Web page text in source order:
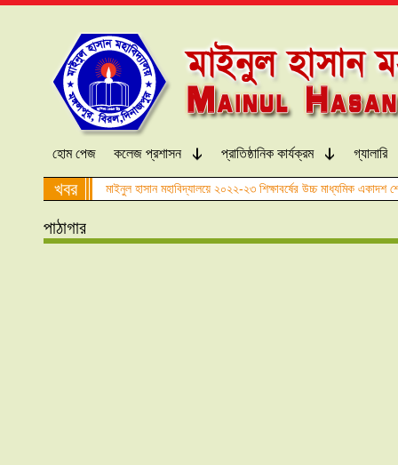
হোম পেজ কলেজ প্রশাসন প্রাতিষ্ঠানিক কার্যক্রম গ্যালারি
খবর মাইনুল হাসান মহাবিদ্যালয়ে ২০২২-২৩ শিক্ষাবর্ষের উচ্চ মাধ্যমিক
পাঠাগার